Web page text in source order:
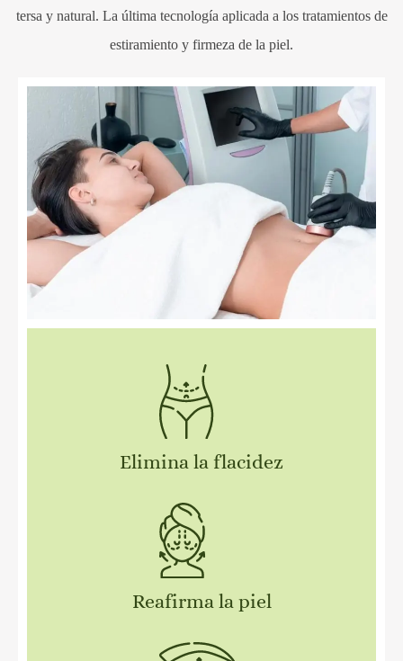
tersa y natural. La última tecnología aplicada a los tratamientos de
estiramiento y firmeza de la piel.
Elimina la flacidez
Reafirma la piel